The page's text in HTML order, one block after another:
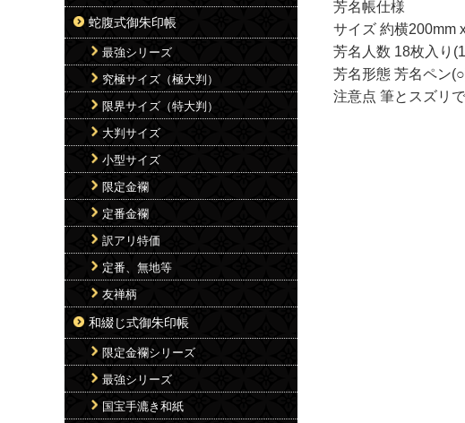
芳名帳仕様
サイズ 約横200mm
芳名人数 18枚入り
芳名形態 芳名ペン
注意点 筆とスズリ
蛇腹式御朱印帳
最強シリーズ
究極サイズ（極大判）
限界サイズ（特大判）
大判サイズ
小型サイズ
限定金襴
定番金襴
訳アリ特価
定番、無地等
友禅柄
和綴じ式御朱印帳
限定金襴シリーズ
最強シリーズ
国宝手漉き和紙